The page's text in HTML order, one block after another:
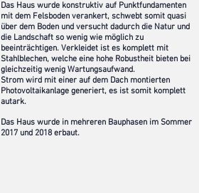
Das Haus wurde konstruktiv auf Punktfundamenten
mit dem Felsboden verankert, schwebt somit quasi
über dem Boden und versucht dadurch die Natur und
die Landschaft so wenig wie möglich zu
beeinträchtigen. Verkleidet ist es komplett mit
Stahlblechen, welche eine hohe Robustheit bieten bei
gleichzeitig wenig Wartungsaufwand.
Strom wird mit einer auf dem Dach montierten
Photovoltaikanlage generiert, es ist somit komplett
autark.
Das Haus wurde in mehreren Bauphasen im Sommer
2017 und 2018 erbaut.